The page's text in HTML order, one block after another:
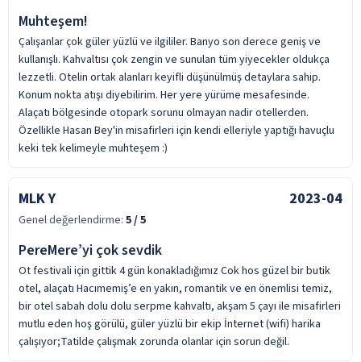
Muhteşem!
Çalışanlar çok güler yüzlü ve ilgililer. Banyo son derece geniş ve
kullanışlı. Kahvaltısı çok zengin ve sunulan tüm yiyecekler oldukça
lezzetli. Otelin ortak alanları keyifli düşünülmüş detaylara sahip.
Konum nokta atışı diyebilirim. Her yere yürüme mesafesinde.
Alaçatı bölgesinde otopark sorunu olmayan nadir otellerden.
Özellikle Hasan Bey'in misafirleri için kendi elleriyle yaptığı havuçlu
keki tek kelimeyle muhteşem :)
MLK Y 2023-04
Genel değerlendirme: 5/ 5
PereMere’yi çok sevdik
Ot festivali için gittik 4 gün konakladığımız Cok hos güzel bir butik
otel, alaçatı Hacımemiş’e en yakın, romantik ve en önemlisi temiz,
bir otel sabah dolu dolu serpme kahvaltı, akşam 5 çayı ile misafirleri
mutlu eden hoş görülü, güler yüzlü bir ekip İnternet (wifi) harika
çalışıyor;Tatilde çalışmak zorunda olanlar için sorun değil.